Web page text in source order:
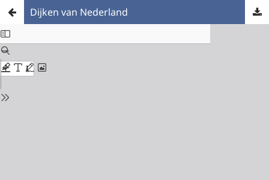
Dijken van Nederland